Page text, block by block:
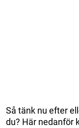
Så tänk nu efter
du? Här nedanför